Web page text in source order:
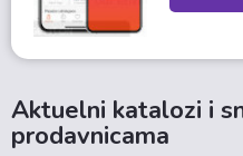
Aktuelni katalozi i
prodavnicama